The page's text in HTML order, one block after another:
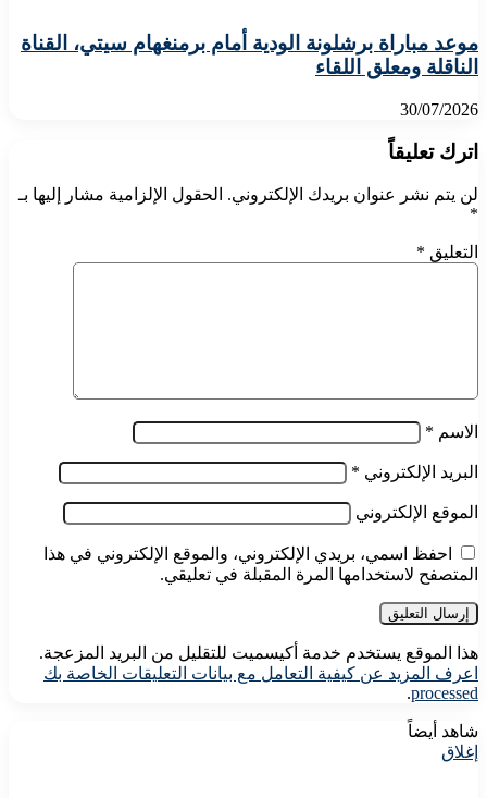
موعد مباراة برشلونة الودية أمام برمنغهام سيتي، القناة
الناقلة ومعلق اللقاء
30/07/2026
اترك تعليقاً
لن يتم نشر عنوان بريدك الإلكتروني. الحقول الإلزامية مشار إليها بـ
*
التعليق *
الاسم *
البريد الإلكتروني *
الموقع الإلكتروني
احفظ اسمي، بريدي الإلكتروني، والموقع الإلكتروني في هذا
المتصفح لاستخدامها المرة المقبلة في تعليقي.
هذا الموقع يستخدم خدمة أكيسميت للتقليل من البريد المزعجة.
اعرف المزيد عن كيفية التعامل مع بيانات التعليقات الخاصة بك
processed
.
شاهد أيضاً
إغلاق